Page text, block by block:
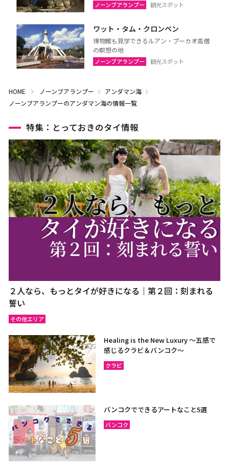
ノーンブアランプー 観光スポット
ワット・タム・クロンペン
博物館も見学できるルアン・プーカオ高僧
の瞑想の地
ノーンブアランプー 観光スポット
HOME ノーンブアランプー
アンダマン海
ノーンブアランプーのアンダマン海の情報一覧
特集：とっておきのタイ情報
２人なら、もっとタイが好きになる｜第２回：刻まれる
誓い
その他エリア
Healing is the New Luxury ～五感で
感じるクラビ＆バンコク～
クラビ
バンコクでできるアートなこと5選
バンコク